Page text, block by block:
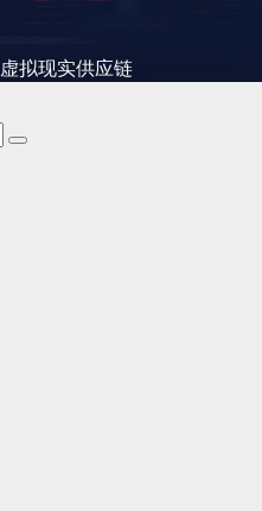
拟现实供应链